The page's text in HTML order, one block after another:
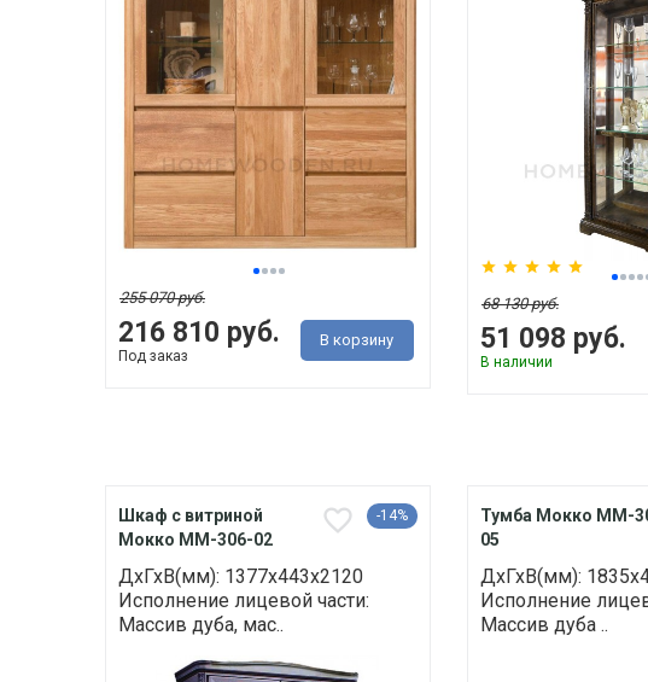
216 810 руб.
255 070 руб.
Под заказ
В корзину 51 098 руб.
68 130 руб.
В наличии
Шкаф с витриной
Мокко ММ-306-02
-14%
ДхГхВ(мм): 1377х443х2120
Исполнение лицевой части:
Массив дуба, мас..
Тумба Мокко ММ-
05
ДхГхВ(мм):
Исполнение
Массив дуба ..